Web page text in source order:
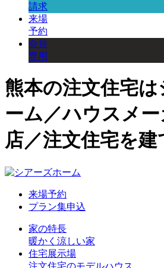
請求
来場
予約
会員
専用
熊本の注文住宅
ーム／ハウスメ
店／注文住宅を
来場予約
プラン集申込
家の特長
暖かく涼しい家
住宅展示場
注文住宅のモデルハウス